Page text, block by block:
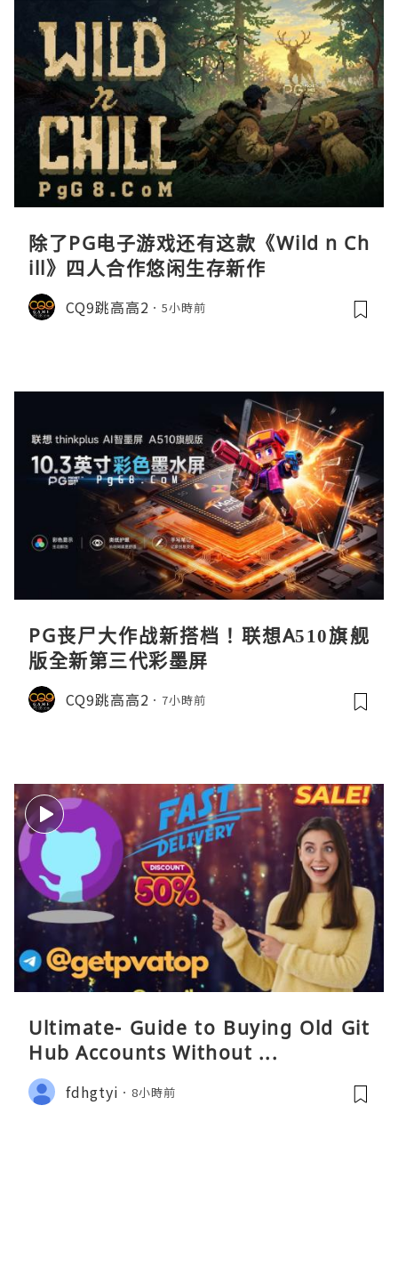
除了PG电子游戏还有这款《Wild n Ch
ill》四人合作悠闲生存新作
CQ9跳高高2 5小時前
PG丧尸大作战新搭档！联想A510旗舰
版全新第三代彩墨屏
CQ9跳高高2 7小時前
Ultimate- Guide to Buying Old Git
Hub Accounts Without ...
fdhgtyi 8小時前